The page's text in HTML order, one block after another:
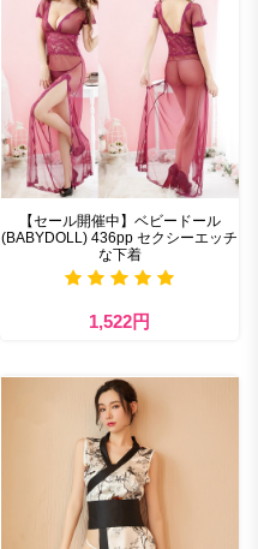
【セール開催中】ベビードール
(BABYDOLL) 436pp セクシーエッチ
な下着
1,522円